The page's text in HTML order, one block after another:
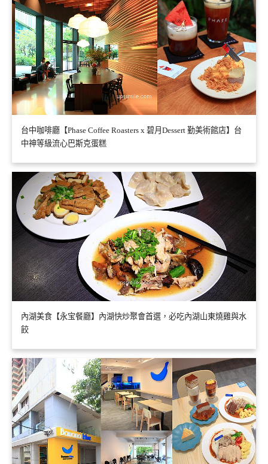
台中咖啡廳【Phase Coffee Roasters x 碧月Dessert 勤美術館店】台
中神等級流心巴斯克蛋糕
內湖美食【永宝餐廳】內湖快炒聚會首選，必吃內湖山東燒雞與水
餃